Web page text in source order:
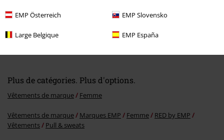
EMP Österreich EMP Slovensko
Large Belgique EMP España
-29 %
À partir de
Plus de catégories. Plus d'options.
Vêtements de marque Femme
Vêtements de marque Marques EMP Femme
RED by EMP
Vêtements
Pull & sweats